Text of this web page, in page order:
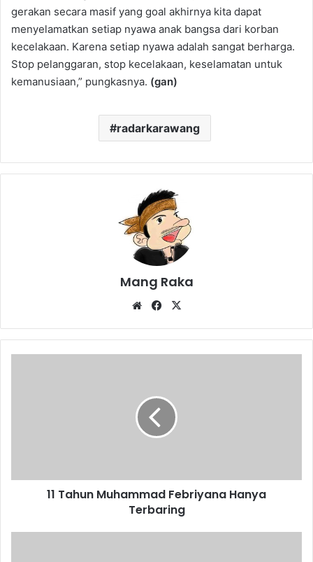
gerakan secara masif yang goal akhirnya kita dapat
menyelamatkan setiap nyawa anak bangsa dari korban
kecelakaan. Karena setiap nyawa adalah sangat berharga.
Stop pelanggaran, stop kecelakaan, keselamatan untuk
kemanusiaan,” pungkasnya. (gan)
radarkarawang
Mang Raka
WebsiteFacebook
11 Tahun Muhammad Febriyana Hanya
Terbaring